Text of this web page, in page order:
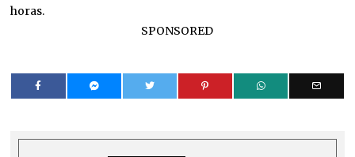
horas.
SPONSORED